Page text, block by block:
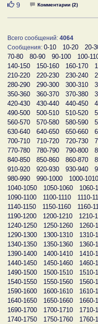
Нравится
9 Комментарии (2)
Всего сообщений: 4064
Сообщения: 0-10 10-20 20-
70-80
80-90 90-100 100-
140-150
150-160 160-170
210-220
220-230 230-240
280-290
290-300 300-310
350-360
360-370 370-380
420-430
430-440 440-450
490-500
500-510 510-520
560-570
570-580 580-590
630-640
640-650 650-660
700-710
710-720 720-730
770-780
780-790 790-800
840-850
850-860 860-870
910-920
920-930 930-940
980-990
990-1000 1000-1010
1040-1050
1050-1060 1060-
1090-1100
1100-1110 1110-
1140-1150
1150-1160 1160-
1190-1200
1200-1210 1210-
1240-1250
1250-1260 1260-
1290-1300
1300-1310 1310-
1340-1350
1350-1360 1360-
1390-1400
1400-1410 1410-
1440-1450
1450-1460 1460-
1490-1500
1500-1510 1510-
1540-1550
1550-1560 1560-
1590-1600
1600-1610 1610-
1640-1650
1650-1660 1660-
1690-1700
1700-1710 1710-
1740-1750
1750-1760 1760-